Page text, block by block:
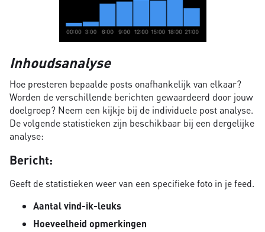
Inhoudsanalyse
Hoe presteren bepaalde posts onafhankelijk van elkaar?
Worden de verschillende berichten gewaardeerd door jouw
doelgroep? Neem een kijkje bij de individuele post analyse.
De volgende statistieken zijn beschikbaar bij een dergelijke
analyse:
Bericht:
Geeft de statistieken weer van een specifieke foto in je feed.
Aantal vind-ik-leuks
Hoeveelheid opmerkingen